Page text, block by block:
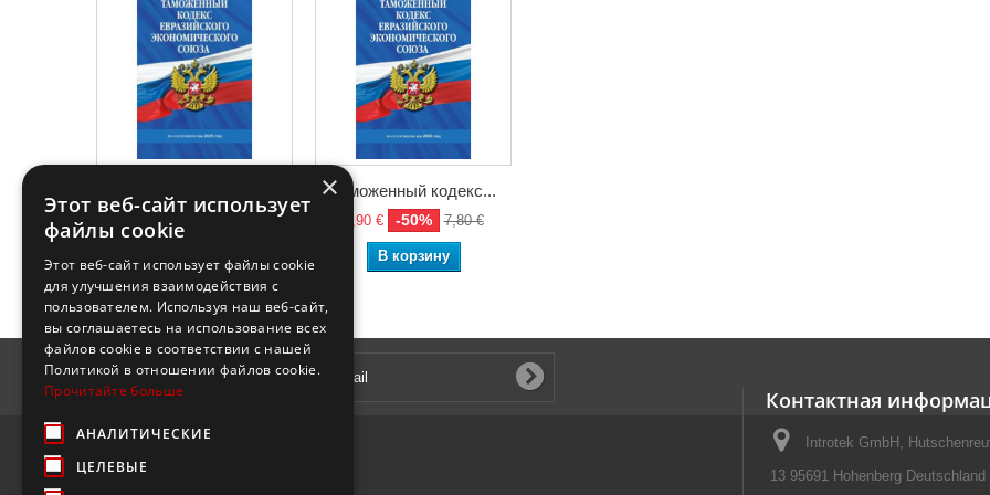
6,07 €
В корзину
Таможенный кодекс...
3,90 € -50% 7,80 €
В корзину
Рассылка
Контактная
Introtek GmbH,
13 95691 Hohenberg Deutschland
×
Этот веб-сайт использует
файлы cookie
Этот веб-сайт использует файлы cookie
для улучшения взаимодействия с
пользователем. Используя наш веб-сайт,
вы соглашаетесь на использование всех
файлов cookie в соответствии с нашей
Политикой в ​​отношении файлов cookie.
Прочитайте больше
АНАЛИТИЧЕСКИЕ
ЦЕЛЕВЫЕ